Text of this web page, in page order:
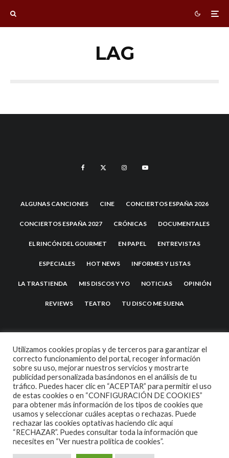
LAG
ALGUNAS CANCIONES CINE CONCIERTOS ESPAÑA 2026
CONCIERTOS ESPAÑA 2027 CRÓNICAS DOCUMENTALES
EL RINCÓN DEL GOURMET EN PAPEL ENTREVISTAS
ESPECIALES HOT NEWS INFORMES Y LISTAS
LA TRASTIENDA MIS DISCOS Y YO NOTICIAS OPINIÓN
REVIEWS TEATRO TU DISCO ME SUENA
2007 COPYRIGHT -CODETIPITHEME
Utilizamos cookies propias y de terceros para garantizar el
correcto funcionamiento del portal, recoger información
sobre su uso, mejorar nuestros servicios y mostrarte
publicidad personalizada basándonos en el análisis de tu
tráfico. Puedes hacer clic en “ACEPTAR” para permitir el uso
de estas cookies o en “CONFIGURACIÓN DE COOKIES”
para obtener más información de los tipos de cookies que
usamos y seleccionar cuáles aceptas o rechazas. Puede
rechazar las cookies optativas haciendo clic aquí
“RECHAZAR”. Puedes consultar toda la información que
necesites en “Ver nuestra política de cookies”.